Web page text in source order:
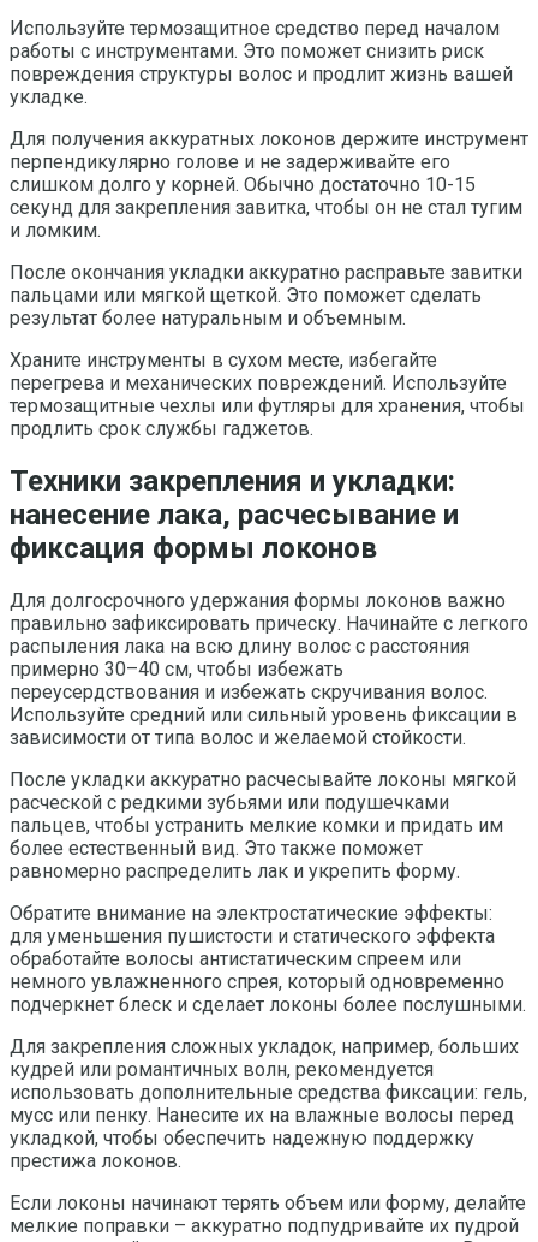
Используйте термозащитное средство перед началом
работы с инструментами. Это поможет снизить риск
повреждения структуры волос и продлит жизнь вашей
укладке.
Для получения аккуратных локонов держите инструмент
перпендикулярно голове и не задерживайте его
слишком долго у корней. Обычно достаточно 10-15
секунд для закрепления завитка, чтобы он не стал тугим
и ломким.
После окончания укладки аккуратно расправьте завитки
пальцами или мягкой щеткой. Это поможет сделать
результат более натуральным и объемным.
Храните инструменты в сухом месте, избегайте
перегрева и механических повреждений. Используйте
термозащитные чехлы или футляры для хранения, чтобы
продлить срок службы гаджетов.
Техники закрепления и укладки:
нанесение лака, расчесывание и
фиксация формы локонов
Для долгосрочного удержания формы локонов важно
правильно зафиксировать прическу. Начинайте с легкого
распыления лака на всю длину волос с расстояния
примерно 30–40 см, чтобы избежать
переусердствования и избежать скручивания волос.
Используйте средний или сильный уровень фиксации в
зависимости от типа волос и желаемой стойкости.
После укладки аккуратно расчесывайте локоны мягкой
расческой с редкими зубьями или подушечками
пальцев, чтобы устранить мелкие комки и придать им
более естественный вид. Это также поможет
равномерно распределить лак и укрепить форму.
Обратите внимание на электростатические эффекты:
для уменьшения пушистости и статического эффекта
обработайте волосы антистатическим спреем или
немного увлажненного спрея, который одновременно
подчеркнет блеск и сделает локоны более послушными.
Для закрепления сложных укладок, например, больших
кудрей или романтичных волн, рекомендуется
использовать дополнительные средства фиксации: гель,
мусс или пенку. Нанесите их на влажные волосы перед
укладкой, чтобы обеспечить надежную поддержку
престижа локонов.
Если локоны начинают терять объем или форму, делайте
мелкие поправки – аккуратно подпудривайте их пудрой